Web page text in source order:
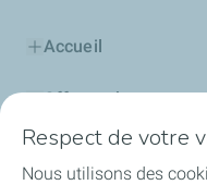
Accueil
Offre carburant
Services
Respect de votre
Nous utilisons des